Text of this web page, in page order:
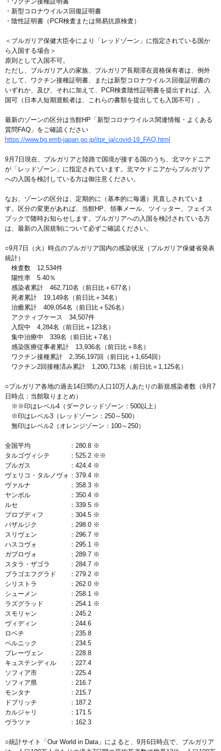
・新型コロナウイルス回復証明書
・陰性証明書（PCR検査または簡易抗原検査）
＜ブルガリア保健大臣令により「レッドゾーン」に指定されている国か
ら入国する場合＞
原則として入国不可。
ただし、ブルガリア人の家族、ブルガリア長期滞在資格保有者は、例外
として、ワクチン接種証明書、または新型コロナウイルス回復証明書の
いずれか、及び、それに加えて、PCR検査陰性証明書を提出すれば、入
国可（日本人短期渡航者は、これらの書類を提出しても入国不可）。
最新のゾーンの区分は当館HP「新型コロナウイルス関連情報・よくある
質問FAQ」をご確認ください
https://www.bg.emb-japan.go.jp/itpr_ja/covid-19_FAQ.html
9月7日現在、ブルガリアと陸路で国境が接する国のうち、北マケドニア
が「レッドゾーン」に指定されています。北マケドニアからブルガリア
への入国を検討している方は御注意ください。
なお、ゾーンの区分は、定期的に（基本的に毎週）見直しされていま
す。区分の変更があれば、当館HP、領事メール、ツイッター、フェイス
ブックで随時お知らせします。ブルガリアへの入国を検討されている方
は、最新の入国規制について必ずご確認ください。
○9月7日（火）時点のブルガリア国内の感染状況（ブルガリア保健省発表
統計）
検査数 12,534件
陽性率 5.40％
感染者累計 462,710名（前日比＋677名）
死者累計 19,149名（前日比＋34名）
治癒累計 409,054名（前日比＋526名）
アクティブケース 34,507件
入院中 4,284名（前日比＋123名）
集中治療中 339名（前日比＋7名）
感染医療従事者累計 13,936名（前日比＋8名）
ワクチン接種累計 2,356,197回（前日比＋1,654回）
ワクチン2回接種済み累計 1,200,713名（前日比＋1,125名）
○ブルガリア各地の過去14日間の人口10万人あたりの新規感染者数（9月7
日時点：当館取りまとめ）
※※印はレベル4（ダークレッドゾーン：500以上）
※印はレベル3（レッドゾーン：250～500）
無印はレベル2（オレンジゾーン：100～250）
全国平均 ：280.8 ※
タルゴヴィシテ ：525.2 ※※
ブルガス ：424.4 ※
ヴェリコ・タルノヴォ：379.4 ※
ヴァルナ ：358.3 ※
ヤンボル ：350.4 ※
ルセ ：339.5 ※
プロブディフ ：304.5 ※
パザルジク ：298.0 ※
スリヴェン ：296.7 ※
ハスコヴォ ：295.1 ※
ガブロヴォ ：289.7 ※
スタラ・ザゴラ ：284.7 ※
ブラゴエフグラド ：279.2 ※
シリストラ ：262.0 ※
シューメン ：258.1 ※
ラズグラッド ：254.1 ※
スモリャン ：245.2
ヴィディン ：244.6
ロベチ ：235.8
ペルニック ：234.5
プレーヴェン ：228.8
キュステンディル ：227.4
ソフィア市 ：225.4
ソフィア県 ：216.7
モンタナ ：215.7
ドブリッチ ：187.2
カルジャリ ：171.5
ヴラツァ ：162.3
○統計サイト「Our World in Data」によると、9月6日時点で、ブルガリア